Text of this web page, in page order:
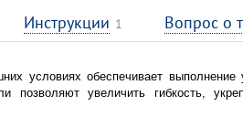
Инструкции 1 Вопрос о
условиях обеспечивает выполнение
позволяют увеличить гибкость,